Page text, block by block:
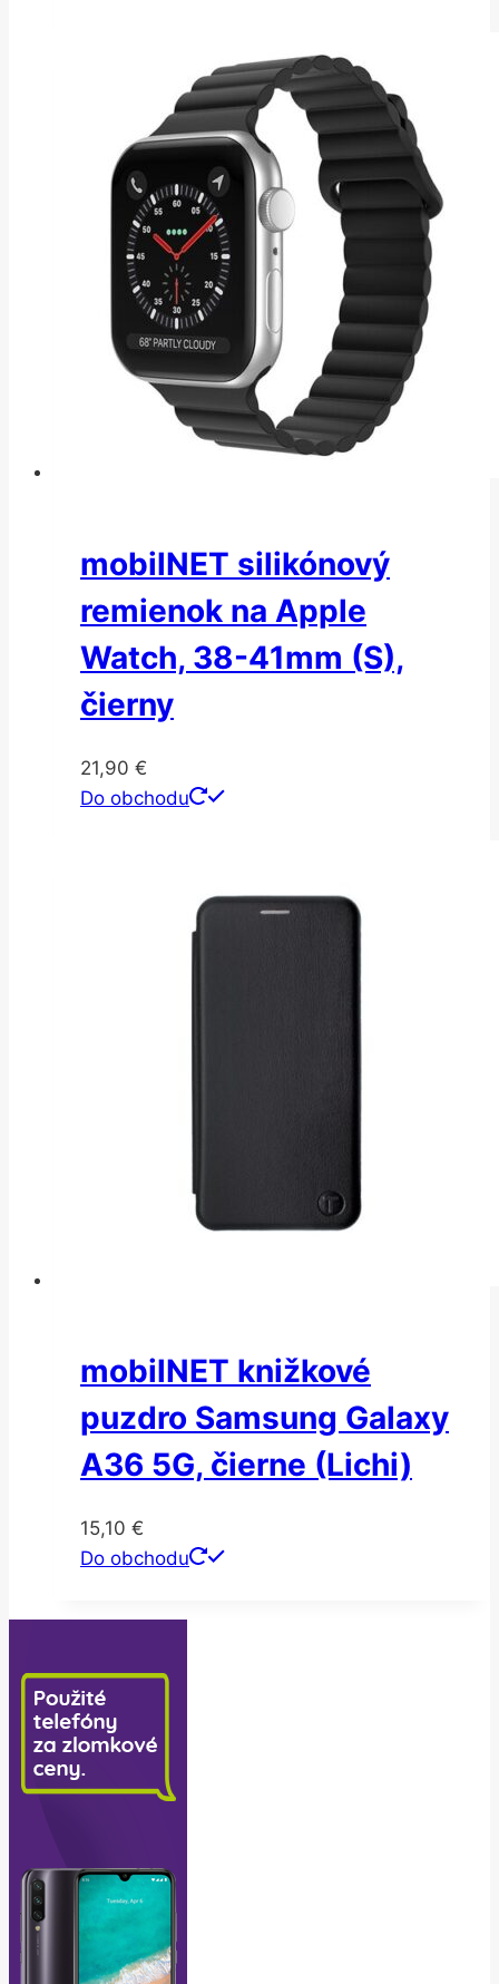
mobilNET silikónový
remienok na Apple
Watch, 38-41mm (S),
čierny
21,90 €
Do obchodu
mobilNET knižkové
puzdro Samsung Galaxy
A36 5G, čierne (Lichi)
15,10 €
Do obchodu